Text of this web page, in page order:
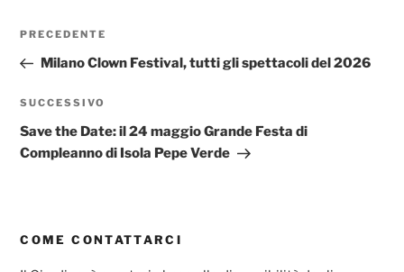
Navigazione
Articolo
precedente:
PRECEDENTE
Milano Clown Festival, tutti gli spettacoli del 2026
Articolo
successivo
SUCCESSIVO
Save the Date: il 24 maggio Grande Festa di
Compleanno di Isola Pepe Verde
COME CONTATTARCI